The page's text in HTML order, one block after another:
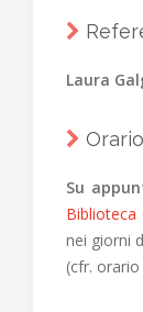
Laura
Su
Biblioteca
nei giorni
(cfr.